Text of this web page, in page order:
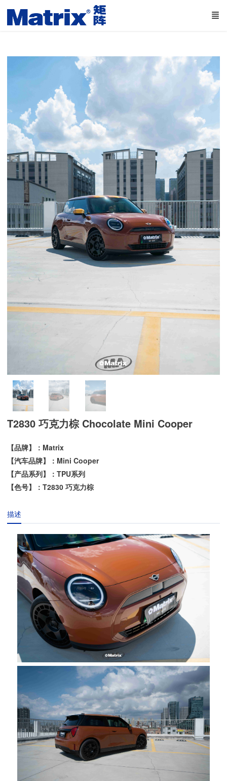
T2830 巧克力棕 Chocolate Mini Cooper
【品牌】：Matrix
【汽车品牌】：Mini Cooper
【产品系列】：TPU系列
【色号】：T2830 巧克力棕
描述